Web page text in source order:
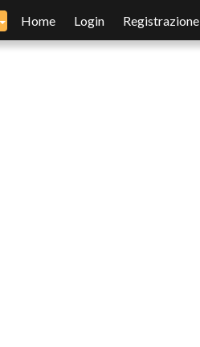
Home Login Registrazione